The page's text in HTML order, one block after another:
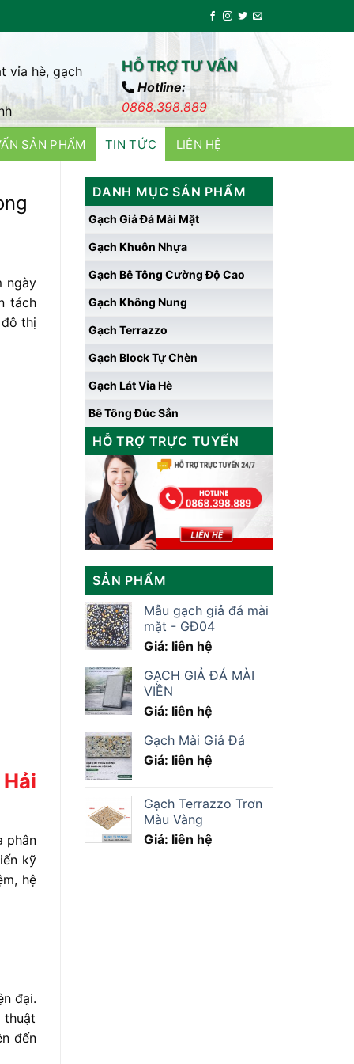
vỉa hè, gạch
HỖ TRỢ TƯ VẤN
Hotline:
0868.398.889
SẢN PHẨM TIN TỨC LIÊN HỆ
ngày
tách
đôthị
phân
kỹ
hệ
đại.
thuật
đến
DANH MỤC SẢN PHẨM
Gạch Giả Đá Mài Mặt
Gạch Khuôn Nhựa
Gạch Bê Tông Cường Độ Cao
Gạch Không Nung
Gạch Terrazzo
Gạch Block Tự Chèn
Gạch Lát Vỉa Hè
Bê Tông Đúc Sẳn
HỖ TRỢ TRỰC TUYẾN
SẢN PHẨM
Mẫu gạch giả đá mài
mặt - GĐ04
Giá: liên hệ
GẠCH GIẢ ĐÁ MÀI
VIỀN
Giá: liên hệ
Gạch Mài Giả Đá
Giá: liên hệ
Gạch Terrazzo Trơn
Màu Vàng
Giá: liên hệ